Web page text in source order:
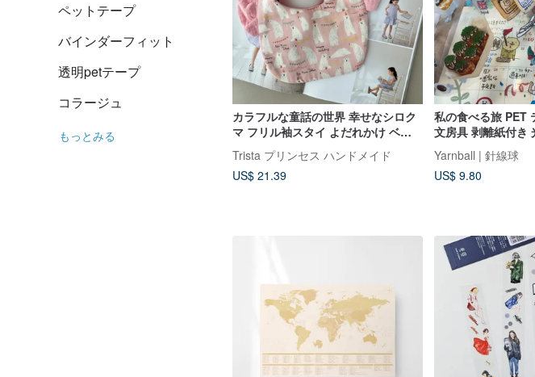
ペットテープ
バインダーフィット
透明petテープ
コラージュ
もっとみる
カラフルな童話の世界 幸せなシロク
マ フリル袖スタイ よだれかけ ベビ
ー
Trista プリンセス ハンドメイド
US$ 21.39
私の食べる旅 PET
文房具 剥離紙付き
Yarnball | 針線球
US$ 9.80